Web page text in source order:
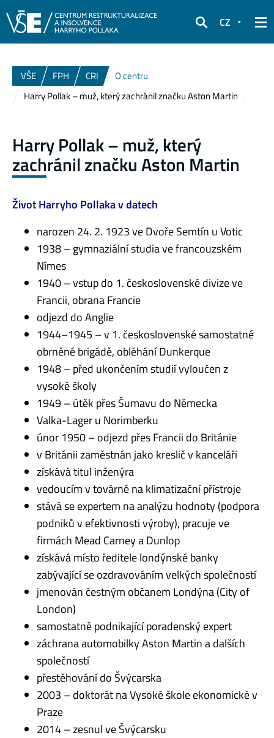
Hledat
CZ
VŠE FPH CRI
O centru
Harry Pollak – muž, který zachránil značku Aston Martin
Harry Pollak – muž, který
zachránil značku Aston Martin
Život Harryho Pollaka v datech
narozen 24. 2. 1923 ve Dvoře Semtín u Votic
1938 – gymnaziální studia ve francouzském
Nîmes
1940 – vstup do 1. československé divize ve
Francii, obrana Francie
odjezd do Anglie
1944–1945 – v 1. československé samostatné
obrněné brigádě, obléhání Dunkerque
1948 – před ukončením studií vyloučen z
vysoké školy
1949 – útěk přes Šumavu do Německa
Valka-Lager u Norimberku
únor 1950 – odjezd přes Francii do Británie
v Británii zaměstnán jako kreslič v kanceláři
získává titul inženýra
vedoucím v továrně na klimatizační přístroje
stává se expertem na analýzu hodnoty (podpora
podniků v efektivnosti výroby), pracuje ve
firmách Mead Carney a Dunlop
získává místo ředitele londýnské banky
zabývající se ozdravováním velkých společností
jmenován čestným občanem Londýna (City of
London)
samostatně podnikající poradenský expert
záchrana automobilky Aston Martin a dalších
společností
přestěhování do Švýcarska
2003 – doktorát na Vysoké škole ekonomické v
Praze
2014 – zesnul ve Švýcarsku